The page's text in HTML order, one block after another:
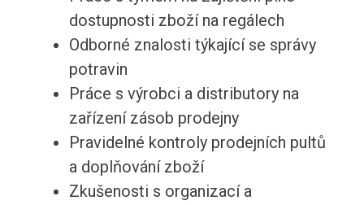
dostupnosti zboží na regálech
Odborné znalosti týkající se správy
potravin
Práce s výrobci a distributory na
zařízení zásob prodejny
Pravidelné kontroly prodejních pultů
a doplňování zboží
Zkušenosti s organizací a